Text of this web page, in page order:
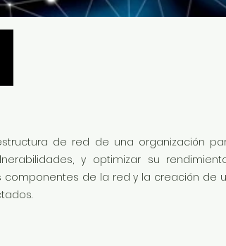
de red de una organización
y optimizar su
componentes de la red y la creación de